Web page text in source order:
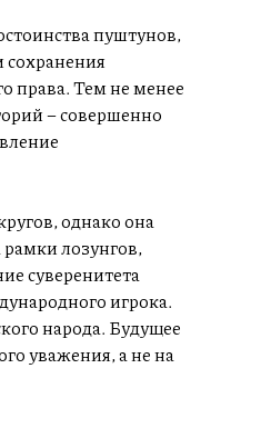
пуштунов,
права. Тем не менее
– совершенно
однако она
лозунгов,
суверенитета
игрока.
народа. Будущее
уважения, а не на